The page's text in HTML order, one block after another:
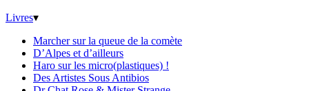
Livres▾
Marcher sur la queue de la comète
D’Alpes et d’ailleurs
Haro sur les micro(plastiques) !
Des Artistes Sous Antibios